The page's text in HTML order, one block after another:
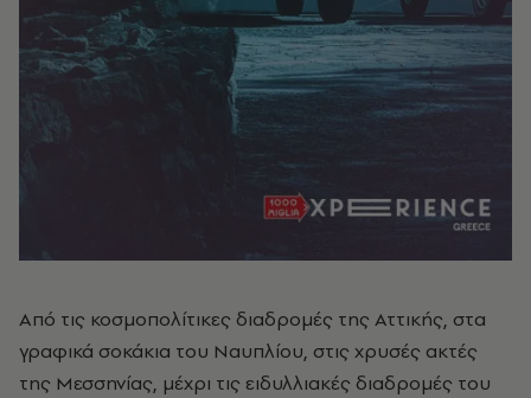
Από τις κοσμοπολίτικες διαδρομές της Αττικής, στα
γραφικά σοκάκια του Ναυπλίου, στις χρυσές ακτές
της Μεσσηνίας, μέχρι τις ειδυλλιακές διαδρομές του